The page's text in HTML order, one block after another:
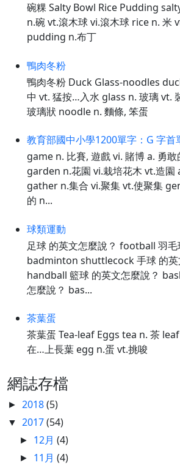
碗粿 Salty Bowl Rice Pudding
n.碗 vt.滾木球 vi.滾木球 rice n. 米
pudding n.布丁
鴨肉冬粉
鴨肉冬粉 Duck Glass-noodles
中 vt. 猛按…入水 glass n. 玻璃 vt.
玻璃狀 noodle n. 麵條, 笨蛋
教育部國中小學1200單字：G 字首
game n. 比賽, 遊戲 vi. 賭博 a. 勇
garden n.花園 vi.栽培花木 vt.造園
gather n.集合 vi.聚集 vt.使聚集
的 n...
球類運動
足球 的英文怎麼說？ football 羽毛
badminton shuttlecock 手球 的英
handball 籃球 的英文怎麼說？
怎麼說？ bas...
茶葉蛋
茶葉蛋 Tea-leaf Eggs tea n. 茶
在…上長葉 egg n.蛋 vt.挑唆
網誌存檔
► 2018(5)
▼ 2017(54)
► 12月(4)
► 11月(4)